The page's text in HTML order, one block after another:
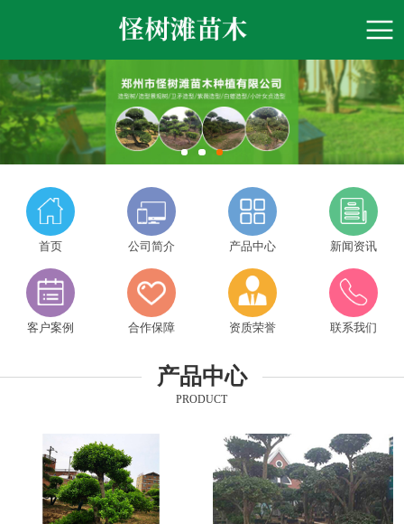
首页 公司简介 产品中心 新闻资讯
客户案例 合作保障 资质荣誉 联系我们
产品中心
PRODUCT